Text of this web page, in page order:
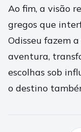
Ao fim, a visão
gregos que
Odisseu fazem
aventura,
escolhas sob
o destino